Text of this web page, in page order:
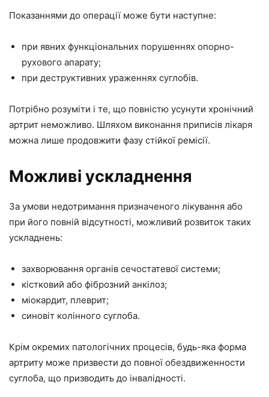
Показаннями до операції може бути наступне:
при явних функціональних порушеннях опорно-
рухового апарату;
при деструктивних ураженнях суглобів.
Потрібно розуміти і те, що повністю усунути хронічний
артрит неможливо. Шляхом виконання приписів лікаря
можна лише продовжити фазу стійкої ремісії.
Можливі ускладнення
За умови недотримання призначеного лікування або
при його повній відсутності, можливий розвиток таких
ускладнень:
захворювання органів сечостатевої системи;
кістковий або фіброзний анкілоз;
міокардит, плеврит;
синовіт колінного суглоба.
Крім окремих патологічних процесів, будь-яка форма
артриту може призвести до повної обездвиженности
суглоба, що призводить до інвалідності.